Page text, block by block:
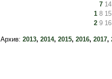
7 14
1 8 15
2 9 16
Архив:2013,2014,2015,2016,2017,